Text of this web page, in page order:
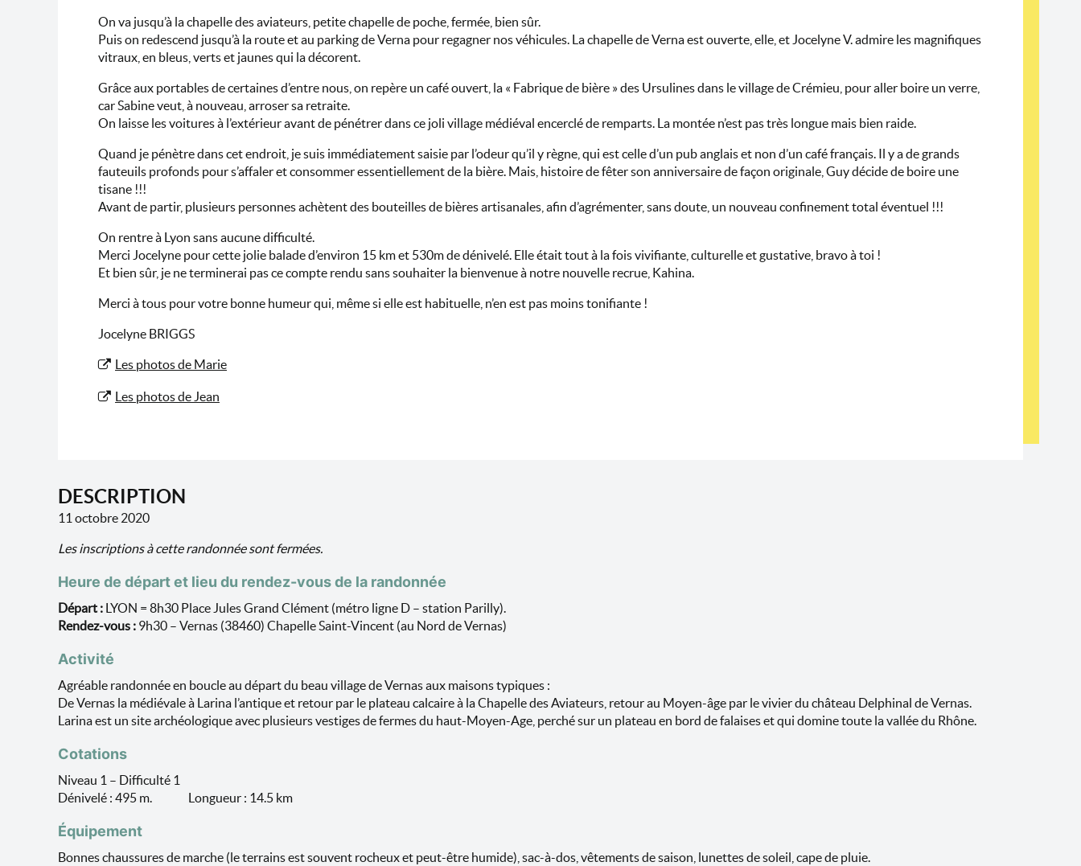
On va jusqu’à la chapelle des aviateurs, petite chapelle de poche, fermée, bien sûr.
Puis on redescend jusqu’à la route et au parking de Verna pour regagner nos véhicules. La chapelle de Verna est ouverte, elle, et Jocelyne V. admire les magnifiques
vitraux, en bleus, verts et jaunes qui la décorent.
Grâce aux portables de certaines d’entre nous, on repère un café ouvert, la « Fabrique de bière » des Ursulines dans le village de Crémieu, pour aller boire un verre,
car Sabine veut, à nouveau, arroser sa retraite.
On laisse les voitures à l’extérieur avant de pénétrer dans ce joli village médiéval encerclé de remparts. La montée n’est pas très longue mais bien raide.
Quand je pénètre dans cet endroit, je suis immédiatement saisie par l’odeur qu’il y règne, qui est celle d’un pub anglais et non d’un café français. Il y a de grands
fauteuils profonds pour s’affaler et consommer essentiellement de la bière. Mais, histoire de fêter son anniversaire de façon originale, Guy décide de boire une
tisane !!!
Avant de partir, plusieurs personnes achètent des bouteilles de bières artisanales, afin d’agrémenter, sans doute, un nouveau confinement total éventuel !!!
On rentre à Lyon sans aucune difficulté.
Merci Jocelyne pour cette jolie balade d’environ 15 km et 530m de dénivelé. Elle était tout à la fois vivifiante, culturelle et gustative, bravo à toi !
Et bien sûr, je ne terminerai pas ce compte rendu sans souhaiter la bienvenue à notre nouvelle recrue, Kahina.
Merci à tous pour votre bonne humeur qui, même si elle est habituelle, n’en est pas moins tonifiante !
Jocelyne BRIGGS
Les photos de Marie
Les photos de Jean
DESCRIPTION
11 octobre 2020
Les inscriptions à cette randonnée sont fermées.
Heure de départ et lieu du rendez-vous de la randonnée
Départ : LYON = 8h30 Place Jules Grand Clément (métro ligne D – station Parilly).
Rendez-vous : 9h30 – Vernas (38460) Chapelle Saint-Vincent (au Nord de Vernas)
Activité
Agréable randonnée en boucle au départ du beau village de Vernas aux maisons typiques :
De Vernas la médiévale à Larina l’antique et retour par le plateau calcaire à la Chapelle des Aviateurs, retour au Moyen-âge par le vivier du château Delphinal de Vernas.
Larina est un site archéologique avec plusieurs vestiges de fermes du haut-Moyen-Age, perché sur un plateau en bord de falaises et qui domine toute la vallée du Rhône.
Cotations
Niveau 1 – Difficulté 1
Dénivelé : 495 m. Longueur : 14.5 km
Équipement
Bonnes chaussures de marche (le terrains est souvent rocheux et peut-être humide), sac-à-dos, vêtements de saison, lunettes de soleil, cape de pluie.